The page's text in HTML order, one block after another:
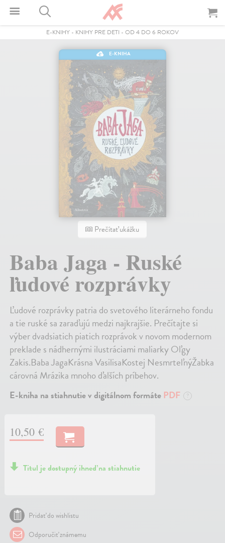
E-KNIHY - KNIHY PRE DETI - OD 4 DO 6 ROKOV
E-KNIHA
Prečítať ukážku
Baba Jaga - Ruské
ľudové rozprávky
Ľudové rozprávky patria do svetového literárneho fondu
a tie ruské sa zaraďujú medzi najkrajšie. Prečítajte si
výber dvadsiatich piatich rozprávok v novom modernom
preklade s nádhernými ilustráciami maliarky Oľgy
Zakis.Baba JagaKrásna VasilisaKostej NesmrteľnýŽabka
cárovná Mrázika mnoho ďalších príbehov.
E-kniha na stiahnutie v digitálnom formáte PDF ?
10,50 €
Titul je dostupný ihneď na stiahnutie
Pridať do wishlistu
Odporučiť známemu